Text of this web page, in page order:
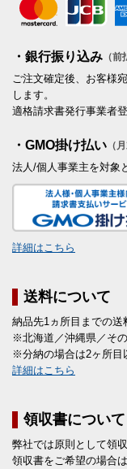
・銀行振り込み （前
ご注文確定後、お客様
します。
適格請求書発行事業者
・GMO掛け払い （
法人/個人事業主を対象
詳細はこちら
送料について
納品先1ヵ所目までの
※北海道／沖縄県／そ
※分納の場合は2ヶ所目
詳細はこちら
領収書について
弊社では原則として領
領収書をご希望の場合